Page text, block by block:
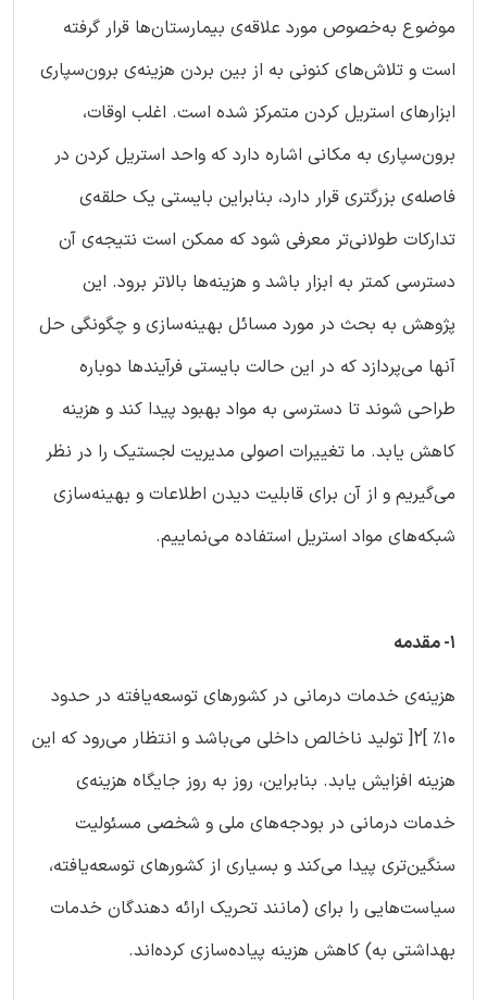
موضوع به‌‌خصوص مورد علاقه‌ی بیمارستان‌ها قرار گرفته
است و تلاش‌های کنونی به از بین بردن هزینه‌ی برون‌سپاری
ابزارهای استریل کردن متمرکز شده است. اغلب اوقات،
برون‌سپاری به مکانی اشاره دارد که واحد استریل کردن در
فاصله‌ی بزرگتری قرار دارد، بنابراین بایستی یک حلقه‌ی
تدارکات طولانی‌تر معرفی شود که ممکن است نتیجه‌ی آن
دسترسی کمتر به ابزار باشد و هزینه‌ها بالاتر برود. این
پژوهش به بحث در مورد مسائل بهینه‌سازی و چگونگی حل
آنها می‌پردازد که در این حالت بایستی فرآیندها دوباره
طراحی شوند تا دسترسی به مواد بهبود پیدا کند و هزینه
کاهش یابد. ما تغییرات اصولی مدیریت لجستیک را در نظر
می‌گیریم و از آن برای قابلیت دیدن اطلاعات و بهینه‌سازی
شبکه‌های مواد استریل استفاده می‌نماییم.
1- مقدمه
هزینه‌ی خدمات درمانی در کشورهای توسعه‌یافته در حدود
10% ]2[ تولید ناخالص داخلی می‌باشد و انتظار می‌رود که این
هزینه افزایش یابد. بنابراین، روز به روز جایگاه هزینه‌ی
خدمات درمانی در بودجه‌های ملی و شخصی مسئولیت
سنگین‌تری پیدا می‌کند و بسیاری از کشورهای توسعه‌یافته،
سیاست‌هایی را برای (مانند تحریک ارائه دهندگان خدمات
بهداشتی به) کاهش هزینه پیاده‌سازی کرده‌اند.